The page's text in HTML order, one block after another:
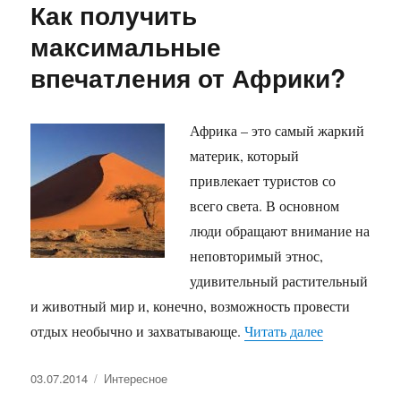
Как получить
максимальные
впечатления от Африки?
Африка – это самый жаркий
материк, который
привлекает туристов со
всего света. В основном
люди обращают внимание на
неповторимый этнос,
удивительный растительный
и животный мир и, конечно, возможность провести
отдых необычно и захватывающе.Читать далее«Как
Опубликовано
03.07.2014 Рубрики
Интересное